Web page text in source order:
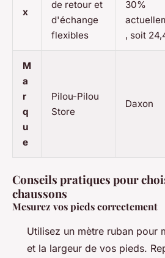
x
de retour et
d'échange
flexibles
30%
, soit
M
a
r
q
u
e
Pilou-Pilou
Store
Daxon
Conseils pratiques pour
chaussons
Mesurez vos pieds correctement
Utilisez un mètre ruban pour
et la largeur de vos pieds.